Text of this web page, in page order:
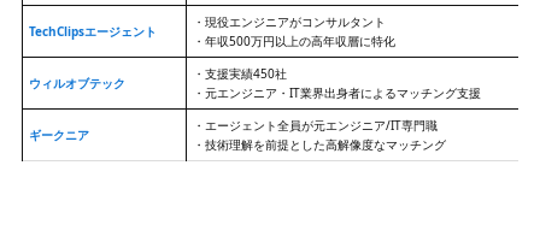
TechClipsエージェント
・現役エンジニアがコンサルタント
・年収500万円以上の高年収層に特化
ウィルオブテック
・支援実績450社
・元エンジニア・IT業界出身者によるマッチング支援
ギークニア
・エージェント全員が元エンジニア/IT専門職
・技術理解を前提とした高解像度なマッチング